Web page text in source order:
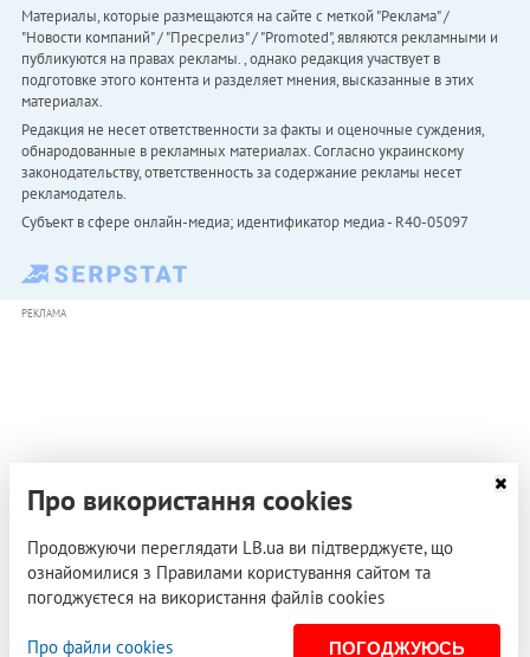
Материалы, которые размещаются на сайте с меткой "Реклама" /
"Новости компаний" / "Пресрелиз" / "Promoted", являются рекламными и
публикуются на правах рекламы. , однако редакция участвует в
подготовке этого контента и разделяет мнения, высказанные в этих
материалах.
Редакция не несет ответственности за факты и оценочные суждения,
обнародованные в рекламных материалах. Согласно украинскому
законодательству, ответственность за содержание рекламы несет
рекламодатель.
Субъект в сфере онлайн-медиа; идентификатор медиа - R40-05097
РЕКЛАМА
Про використання cookies
Продовжуючи переглядати LB.ua ви підтверджуєте, що
ознайомилися з Правилами користування сайтом та
погоджуєтеся на використання файлів cookies
Про файли cookies ПОГОДЖУЮСЬ